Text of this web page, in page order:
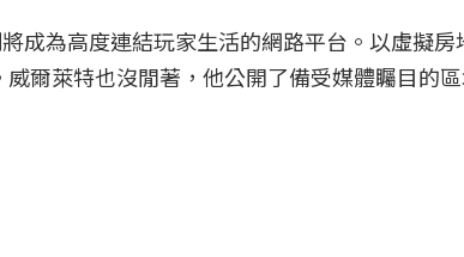
成為高度連結玩家生活的網路平台。以虛擬房
爾萊特也沒閒著，他公開了備受媒體矚目的